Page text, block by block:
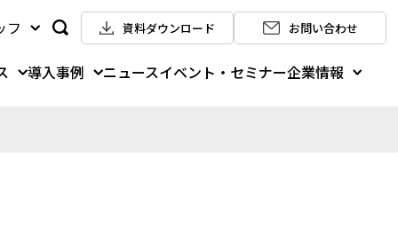
フ 資料ダウンロード お問い合わせ
導入事例 ニュースイベント・セミナー企業情報